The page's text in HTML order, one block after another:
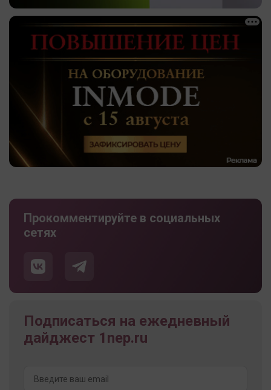
Прокомментируйте в социальных
сетях
Подписаться на ежедневный
дайджест 1nep.ru